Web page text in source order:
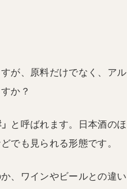
が、原料だけでなく、アル
か？
と呼ばれます。日本酒のほ
でも見られる形態です。
、ワインやビールとの違い